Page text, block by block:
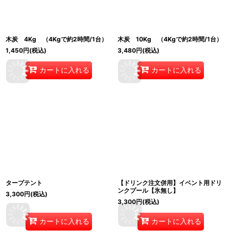
木炭 4Kg （4Kgで約2時間/1台）
1,450円(税込)
カートに入れる
木炭 10Kg （4Kgで約2時間/1台）
3,480円(税込)
カートに入れる
タープテント
3,300円(税込)
カートに入れる
【ドリンク注文併用】イベント用ドリ
ンクプール【氷無し】
3,300円(税込)
カートに入れる